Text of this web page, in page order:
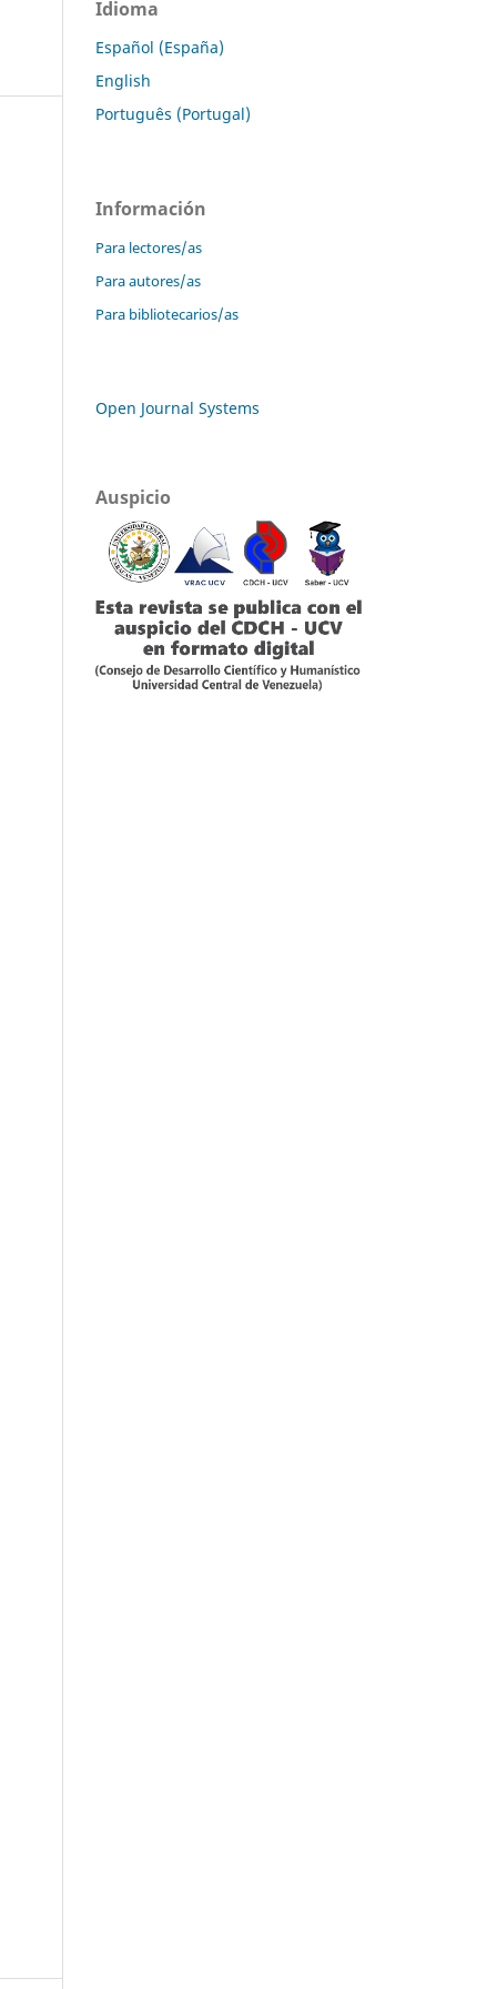
Idioma
Español (España)
English
Português (Portugal)
Información
Para lectores/as
Para autores/as
Para bibliotecarios/as
Open Journal Systems
Auspicio